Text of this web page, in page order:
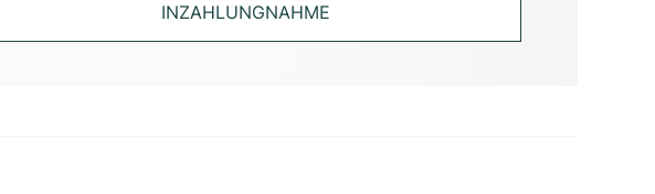
INZAHLUNGNAHME